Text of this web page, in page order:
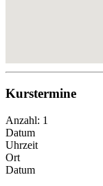
Kurstermine
Anzahl: 1
Datum
Uhrzeit
Ort
Datum